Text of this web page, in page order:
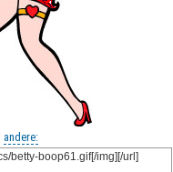
andere: